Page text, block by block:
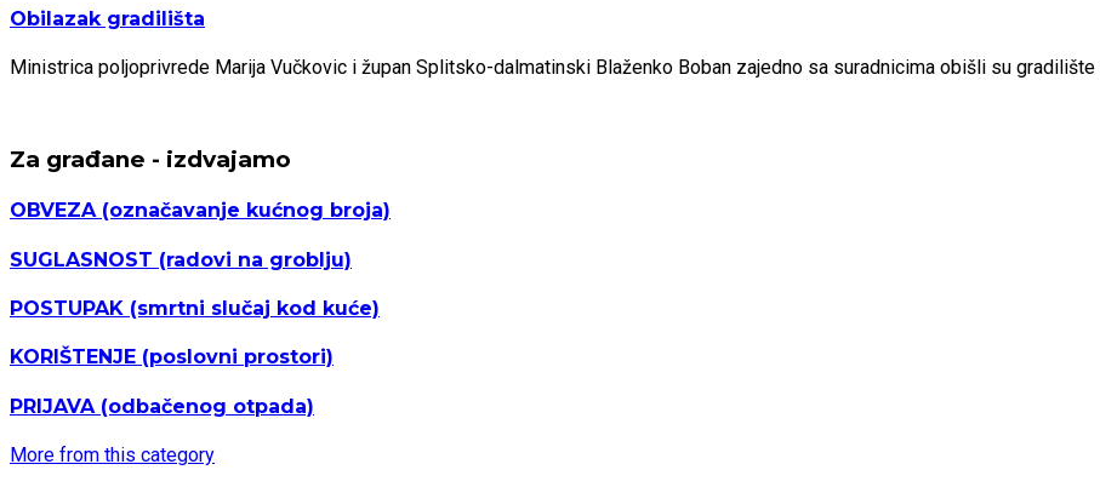
Obilazak gradilišta
Ministrica poljoprivrede Marija Vučkovic i župan Splitsko-dalmatinski Blaženko Boban zajedno sa suradnicima obišli su gradilište
Za građane - izdvajamo
OBVEZA(označavanje kućnog broja)
SUGLASNOST (radovi na groblju)
POSTUPAK (smrtni slučaj kod kuće)
KORIŠTENJE (poslovni prostori)
PRIJAVA (odbačenog otpada)
More from this category